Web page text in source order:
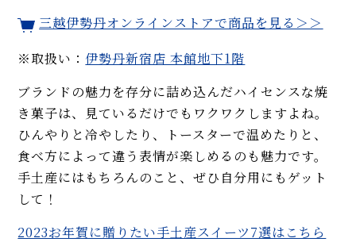
三越伊勢丹オンラインストアで商品を見る＞＞
※取扱い： 伊勢丹新宿店 本館地下1階
ブランドの魅力を存分に詰め込んだハイセンスな焼
き菓子は、見ているだけでもワクワクしますよね。
ひんやりと冷やしたり、トースターで温めたりと、
食べ方によって違う表情が楽しめるのも魅力です。
手土産にはもちろんのこと、ぜひ自分用にもゲット
して！
2023お年賀に贈りたい手土産スイーツ7選はこちら